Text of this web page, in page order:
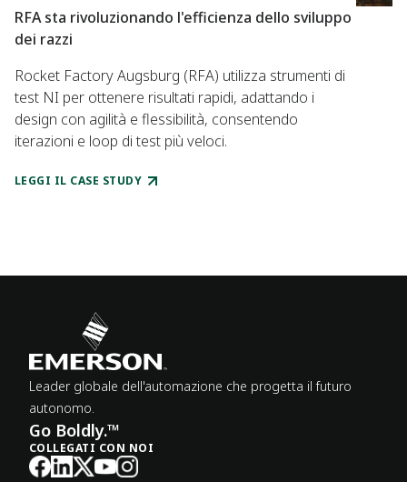
RFA sta rivoluzionando l'efficienza dello sviluppo
dei razzi
Rocket Factory Augsburg (RFA) utilizza strumenti di
test NI per ottenere risultati rapidi, adattando i
design con agilità e flessibilità, consentendo
iterazioni e loop di test più veloci.
LEGGI IL CASE STUDY
Leader globale dell'automazione che progetta il futuro
autonomo.
Go Boldly.™
COLLEGATI CON NOI